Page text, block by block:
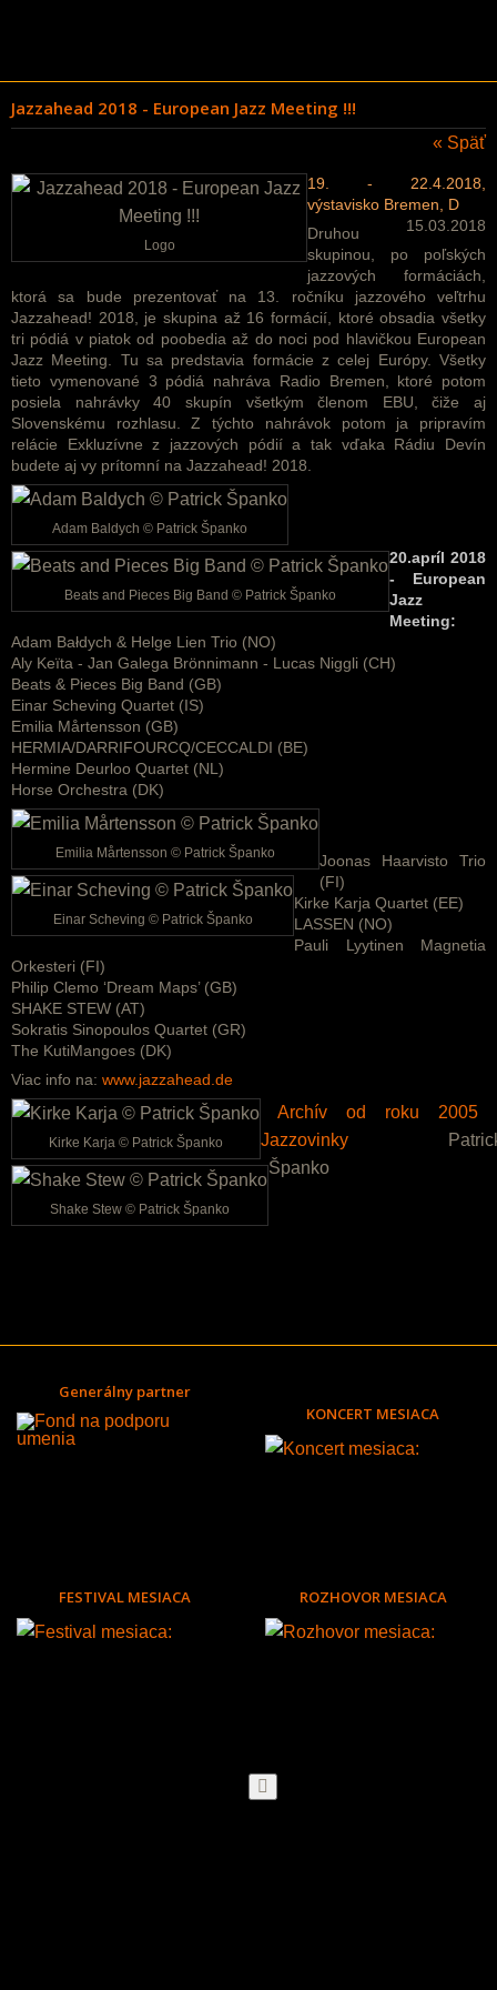
Jazzahead 2018 - European Jazz Meeting !!!
« Späť
Logo
19. - 22.4.2018,
výstavisko Bremen, D
15.03.2018
Druhou
skupinou, po poľských
jazzových formáciách,
ktorá sa bude prezentovať na 13. ročníku jazzového veľtrhu
Jazzahead! 2018, je skupina až 16 formácií, ktoré obsadia všetky
tri pódiá v piatok od poobedia až do noci pod hlavičkou European
Jazz Meeting. Tu sa predstavia formácie z celej Európy. Všetky
tieto vymenované 3 pódiá nahráva Radio Bremen, ktoré potom
posiela nahrávky 40 skupín všetkým členom EBU, čiže aj
Slovenskému rozhlasu. Z týchto nahrávok potom ja pripravím
relácie Exkluzívne z jazzových pódií a tak vďaka Rádiu Devín
budete aj vy prítomní na Jazzahead! 2018.
Adam Baldych © Patrick Španko
Beats and Pieces Big Band © Patrick Španko
20.apríl 2018
- European
Jazz
Meeting:
Adam Bałdych & Helge Lien Trio (NO)
Aly Keïta - Jan Galega Brönnimann - Lucas Niggli (CH)
Beats & Pieces Big Band (GB)
Einar Scheving Quartet (IS)
Emilia Mårtensson (GB)
HERMIA/DARRIFOURCQ/CECCALDI (BE)
Hermine Deurloo Quartet (NL)
Horse Orchestra (DK)
Emilia Mårtensson © Patrick Španko
Einar Scheving © Patrick Španko
Joonas Haarvisto Trio
(FI)
Kirke Karja Quartet (EE)
LASSEN (NO)
Pauli Lyytinen Magnetia
Orkesteri (FI)
Philip Clemo ‘Dream Maps’ (GB)
SHAKE STEW (AT)
Sokratis Sinopoulos Quartet (GR)
The KutiMangoes (DK)
Viac info na: www.jazzahead.de
Kirke Karja © Patrick Španko
Shake Stew © Patrick Španko
Archív od roku 2005
Jazzovinky
Španko
Generálny partner
KONCERT MESIACA
FESTIVAL MESIACA ROZHOVOR MESIACA